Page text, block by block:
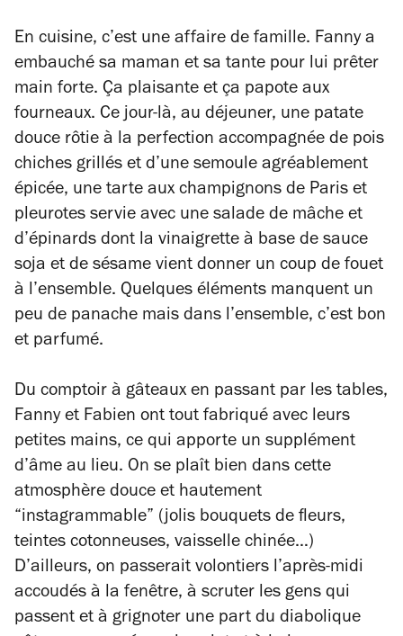
En cuisine, c’est une affaire de famille. Fanny a
embauché sa maman et sa tante pour lui prêter
main forte. Ça plaisante et ça papote aux
fourneaux. Ce jour-là, au déjeuner, une patate
douce rôtie à la perfection accompagnée de pois
chiches grillés et d’une semoule agréablement
épicée, une tarte aux champignons de Paris et
pleurotes servie avec une salade de mâche et
d’épinards dont la vinaigrette à base de sauce
soja et de sésame vient donner un coup de fouet
à l’ensemble. Quelques éléments manquent un
peu de panache mais dans l’ensemble, c’est bon
et parfumé.
Du comptoir à gâteaux en passant par les tables,
Fanny et Fabien ont tout fabriqué avec leurs
petites mains, ce qui apporte un supplément
d’âme au lieu. On se plaît bien dans cette
atmosphère douce et hautement
“instagrammable” (jolis bouquets de fleurs,
teintes cotonneuses, vaisselle chinée…)
D’ailleurs, on passerait volontiers l’après-midi
accoudés à la fenêtre, à scruter les gens qui
passent et à grignoter une part du diabolique